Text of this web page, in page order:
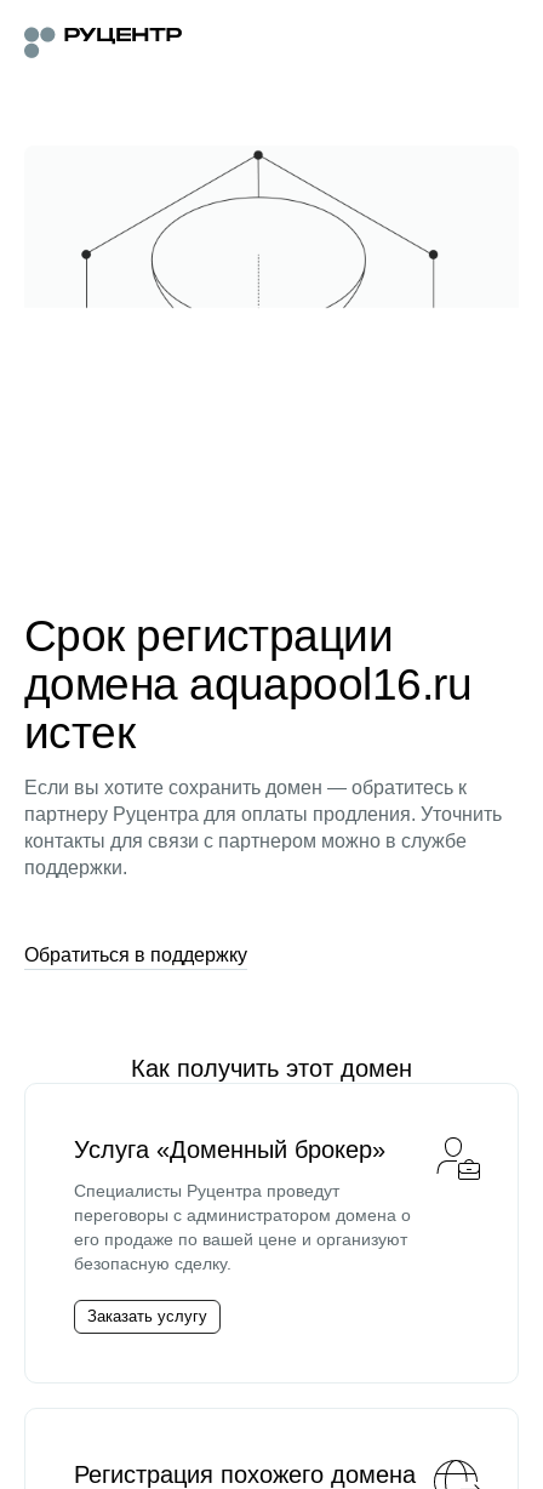
Срок регистрации
домена aquapool16.ru
истек
Если вы хотите сохранить домен — обратитесь к
партнеру Руцентра для оплаты продления. Уточнить
контакты для связи с партнером можно в службе
поддержки.
Обратиться в поддержку
Как получить этот домен
Услуга «Доменный брокер»
Специалисты Руцентра проведут
переговоры с администратором домена о
его продаже по вашей цене и организуют
безопасную сделку.
Заказать услугу
Регистрация похожего домена